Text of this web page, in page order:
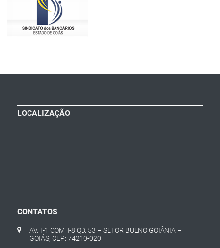
LOCALIZAÇÃO
CONTATOS
AV. T-1 COM T-8 QD. 53 – SETOR BUENO GOIÂNIA –
GOIÁS, CEP: 74210-020